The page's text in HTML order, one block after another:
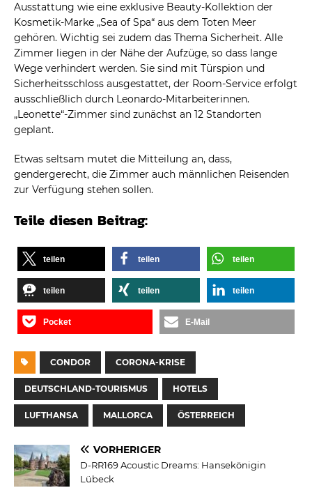
Ausstattung wie eine exklusive Beauty-Kollektion der
Kosmetik-Marke „Sea of Spa“ aus dem Toten Meer
gehören. Wichtig sei zudem das Thema Sicherheit. Alle
Zimmer liegen in der Nähe der Aufzüge, so dass lange
Wege verhindert werden. Sie sind mit Türspion und
Sicherheitsschloss ausgestattet, der Room-Service erfolgt
ausschließlich durch Leonardo-Mitarbeiterinnen.
„Leonette“-Zimmer sind zunächst an 12 Standorten
geplant.
Etwas seltsam mutet die Mitteilung an, dass,
gendergerecht, die Zimmer auch männlichen Reisenden
zur Verfügung stehen sollen.
Teile diesen Beitrag:
teilen teilen teilen
teilen teilen teilen
Pocket E-Mail
CONDOR CORONA-KRISE
DEUTSCHLAND-TOURISMUS HOTELS
LUFTHANSA MALLORCA ÖSTERREICH
VORHERIGER
D-RR169 Acoustic Dreams: Hansekönigin
Lübeck